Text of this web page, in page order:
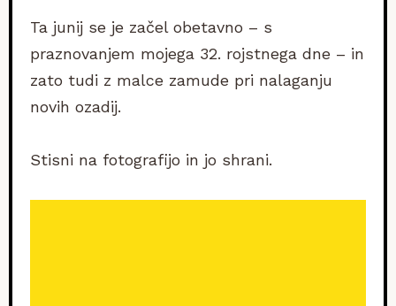
Ta junij se je začel obetavno – s
praznovanjem mojega 32. rojstnega dne – in
zato tudi z malce zamude pri nalaganju
novih ozadij.
Stisni na fotografijo in jo shrani.